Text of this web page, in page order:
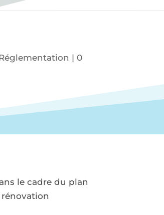
| 0
le cadre du plan